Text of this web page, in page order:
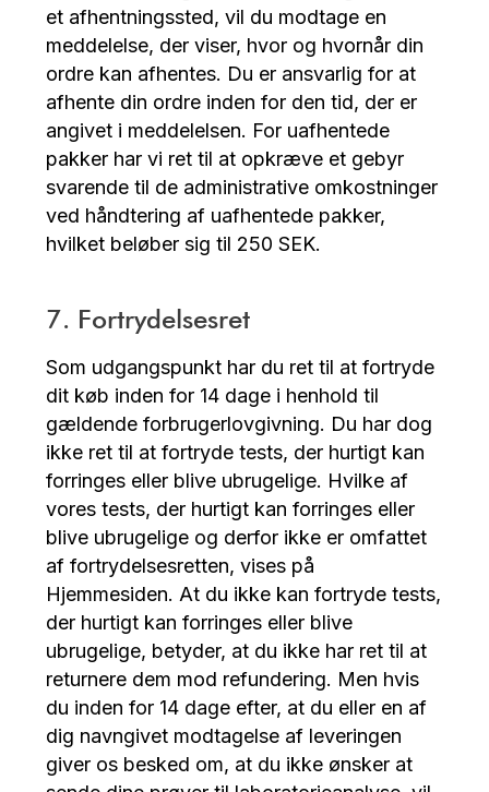
et afhentningssted, vil du modtage en
meddelelse, der viser, hvor og hvornår din
ordre kan afhentes. Du er ansvarlig for at
afhente din ordre inden for den tid, der er
angivet i meddelelsen. For uafhentede
pakker har vi ret til at opkræve et gebyr
svarende til de administrative omkostninger
ved håndtering af uafhentede pakker,
hvilket beløber sig til 250 SEK.
7. Fortrydelsesret
Som udgangspunkt har du ret til at fortryde
dit køb inden for 14 dage i henhold til
gældende forbrugerlovgivning. Du har dog
ikke ret til at fortryde tests, der hurtigt kan
forringes eller blive ubrugelige. Hvilke af
vores tests, der hurtigt kan forringes eller
blive ubrugelige og derfor ikke er omfattet
af fortrydelsesretten, vises på
Hjemmesiden. At du ikke kan fortryde tests,
der hurtigt kan forringes eller blive
ubrugelige, betyder, at du ikke har ret til at
returnere dem mod refundering. Men hvis
du inden for 14 dage efter, at du eller en af
dig navngivet modtagelse af leveringen
giver os besked om, at du ikke ønsker at